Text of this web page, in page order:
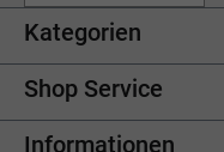
Kategorien
Shop Service
Informationen